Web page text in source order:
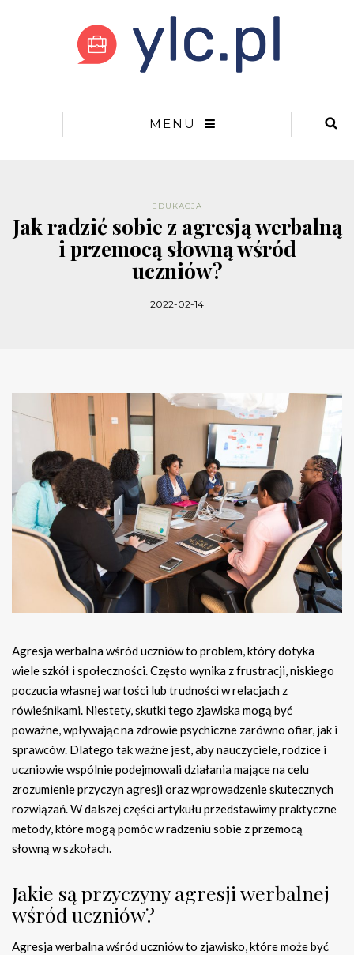
MENU
EDUKACJA
Jak radzić sobie z agresją werbalną
i przemocą słowną wśród
uczniów?
2022-02-14
Agresja werbalna wśród uczniów to problem, który dotyka
wiele szkół i społeczności. Często wynika z frustracji, niskiego
poczucia własnej wartości lub trudności w relacjach z
rówieśnikami. Niestety, skutki tego zjawiska mogą być
poważne, wpływając na zdrowie psychiczne zarówno ofiar, jak i
sprawców. Dlatego tak ważne jest, aby nauczyciele, rodzice i
uczniowie wspólnie podejmowali działania mające na celu
zrozumienie przyczyn agresji oraz wprowadzenie skutecznych
rozwiązań. W dalszej części artykułu przedstawimy praktyczne
metody, które mogą pomóc w radzeniu sobie z przemocą
słowną w szkołach.
Jakie są przyczyny agresji werbalnej
wśród uczniów?
Agresja werbalna wśród uczniów to zjawisko, które może być